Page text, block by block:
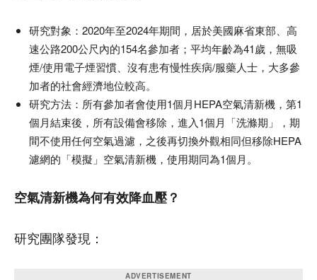
研究對象：2020年至2024年期間，居於美國麻省東部、高
速公路200公尺內的154名參加者；平均年齡為41歲，無吸
煙/使用電子煙習慣、沒有患有慢性疾病/服藥人士，大多參
加者的社會經濟地位較高。
研究方法：所有參加者會使用1個月HEPA空氣清新機，第1
個月結束後，所有設備會移除，進入1個月「洗滌期」，期
間不使用任何空氣過濾，之後再切換外觀相同但移除HEPA
濾網的「模擬」空氣清新機，使用期同為1個月。
空氣清新機為何有效降血壓？
研究團隊發現：